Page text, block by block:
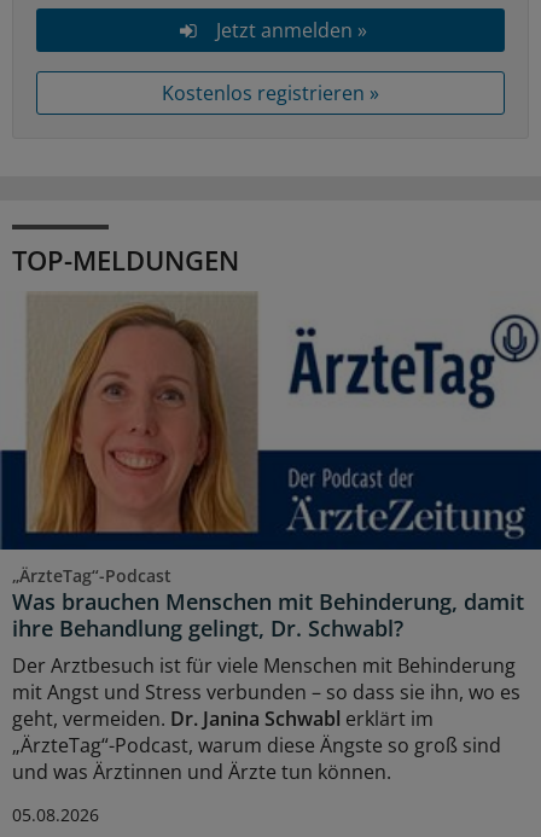
Jetzt anmelden »
Kostenlos registrieren »
TOP-MELDUNGEN
„ÄrzteTag“-Podcast
Was brauchen Menschen mit Behinderung, damit
ihre Behandlung gelingt, Dr. Schwabl?
Der Arztbesuch ist für viele Menschen mit Behinderung
mit Angst und Stress verbunden – so dass sie ihn, wo es
geht, vermeiden. Dr. Janina Schwabl erklärt im
„ÄrzteTag“-Podcast, warum diese Ängste so groß sind
und was Ärztinnen und Ärzte tun können.
05.08.2026